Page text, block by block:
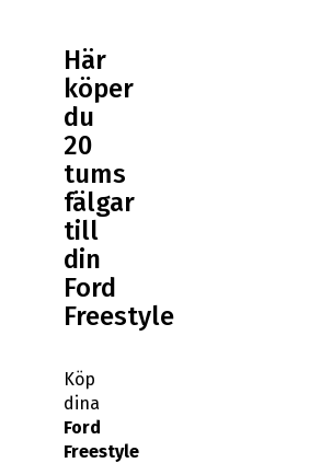
Här
köper
du
20
tums
fälgar
till
din
Ford
Freestyle
Köp
dina
Ford
Freestyle